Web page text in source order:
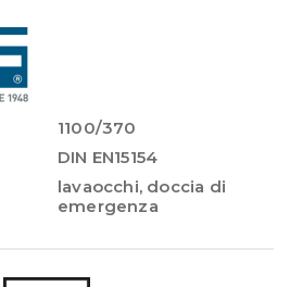
1100/370
DIN EN15154
lavaocchi, doccia di
emergenza